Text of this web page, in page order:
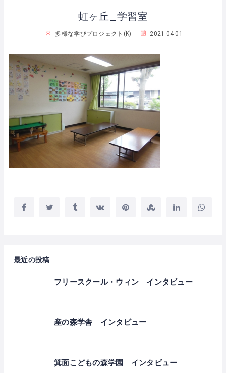
虹ヶ丘_学習室
多様な学びプロジェクト(K) 2021-04-01
最近の投稿
フリースクール・ウィン インタビュー
産の森学舎 インタビュー
箕面こどもの森学園 インタビュー